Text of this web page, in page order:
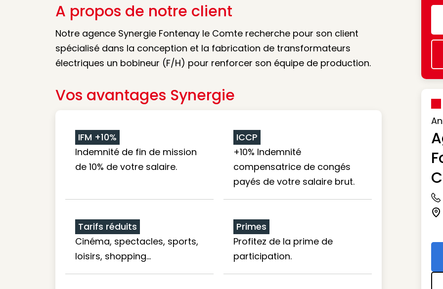
A propos de notre client
Notre agence Synergie Fontenay le Comte recherche pour son client
spécialisé dans la conception et la fabrication de transformateurs
électriques un bobineur (F/H) pour renforcer son équipe de production.
Vos avantages Synergie
IFM +10%
Indemnité de fin de mission
de 10% de votre salaire.
ICCP
+10% Indemnité
compensatrice de congés
payés de votre salaire brut.
Tarifs réduits
Cinéma, spectacles, sports,
loisirs, shopping...
Primes
Profitez de la prime de
participation.